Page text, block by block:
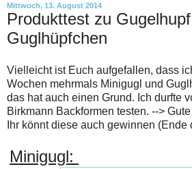
Mittwoch, 13. August 2014
Produkttest zu
Guglhüpfchen
Vielleicht ist Euch aufgefallen, dass
Wochen mehrmals Minigugl und
das hat auch einen Grund. Ich durfte
Birkmann Backformen testen. -->
Ihr könnt diese auch gewinnen (Ende
Minigugl: